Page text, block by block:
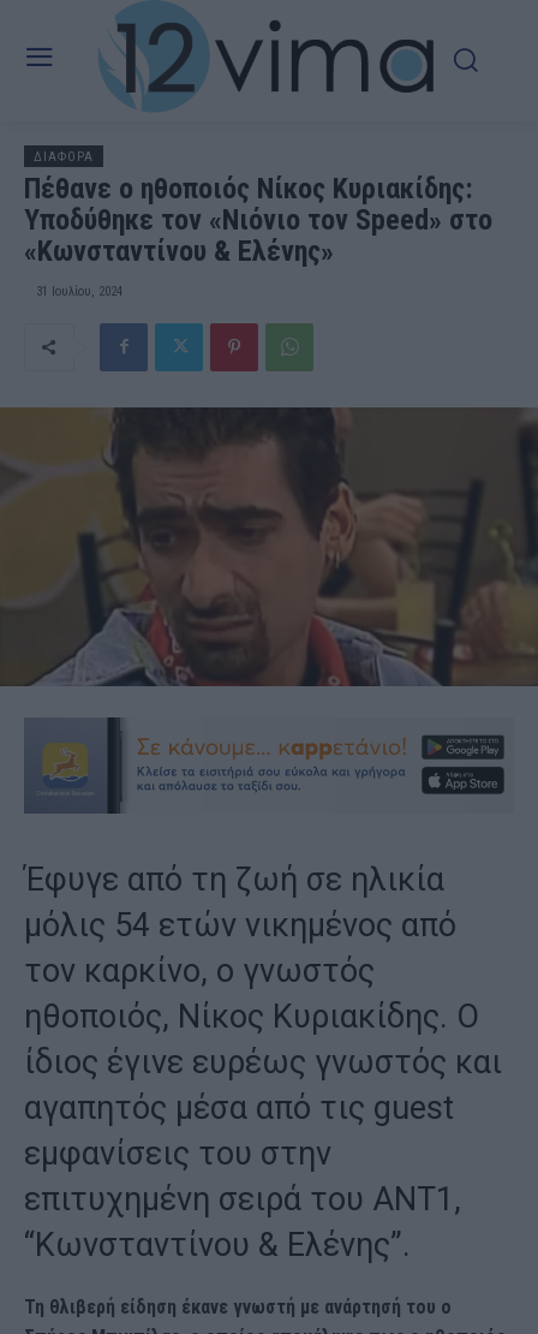
ΔΙΑΦΟΡΑ
Πέθανε ο ηθοποιός Νίκος Κυριακίδης:
Υποδύθηκε τον «Νιόνιο τον Speed» στο
«Κωνσταντίνου & Ελένης»
31 Ιουλίου, 2024
Έφυγε από τη ζωή σε ηλικία
μόλις 54 ετών νικημένος από
τον καρκίνο, ο γνωστός
ηθοποιός, Νίκος Κυριακίδης. Ο
ίδιος έγινε ευρέως γνωστός και
αγαπητός μέσα από τις guest
εμφανίσεις του στην
επιτυχημένη σειρά του ΑΝΤ1,
“Κωνσταντίνου & Ελένης”.
Τη θλιβερή είδηση έκανε γνωστή με ανάρτησή του ο